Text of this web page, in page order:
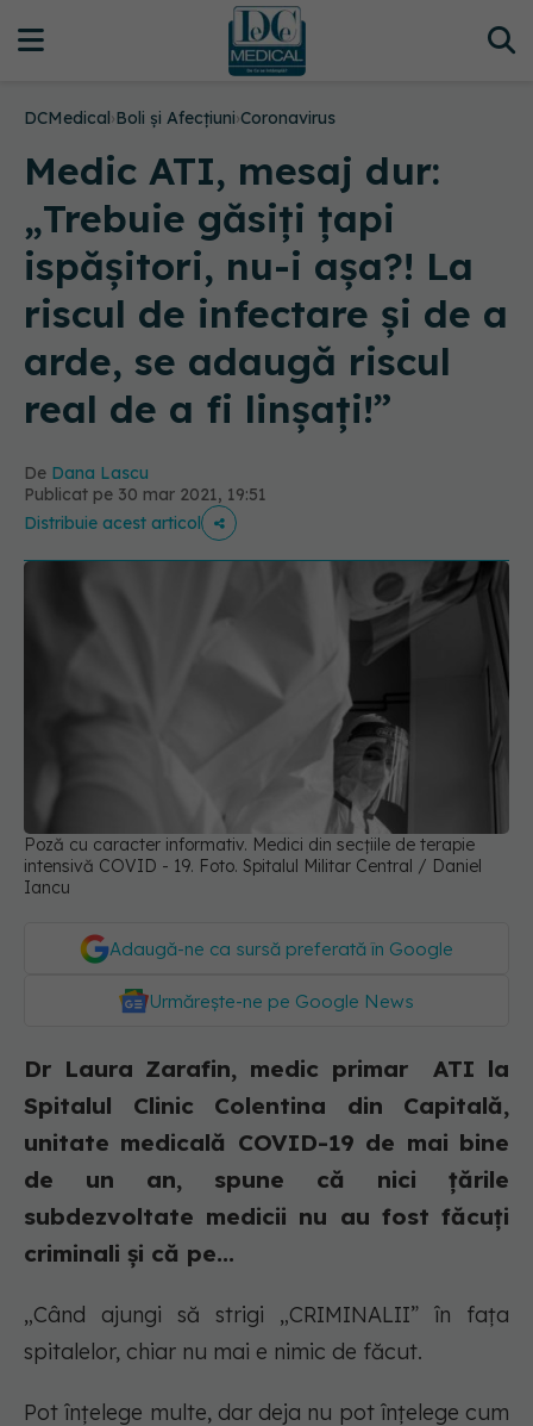
DCMedical›Boli și Afecțiuni›Coronavirus
Medic ATI, mesaj dur:
„Trebuie găsiți țapi
ispășitori, nu-i așa?! La
riscul de infectare și de a
arde, se adaugă riscul
real de a fi linșați!”
De Dana Lascu
Publicat pe 30 mar 2021, 19:51
Distribuie acest articol
Poză cu caracter informativ. Medici din secțiile de terapie
intensivă COVID - 19. Foto. Spitalul Militar Central / Daniel
Iancu
Adaugă-ne ca sursă preferată în Google
Urmărește-ne pe Google News
Dr Laura Zarafin, medic primar ATI la
Spitalul Clinic Colentina din Capitală,
unitate medicală COVID-19 de mai bine
de un an, spune că nici țările
subdezvoltate medicii nu au fost făcuți
criminali și că pe...
„Când ajungi să strigi „CRIMINALII” în fața
spitalelor, chiar nu mai e nimic de făcut.
Pot înțelege multe, dar deja nu pot înțelege cum